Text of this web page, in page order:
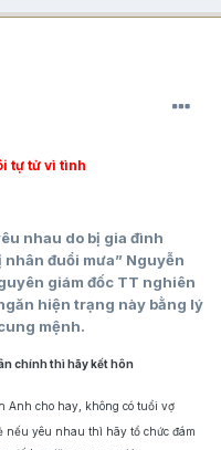
tự tử vì tình
nhau do bị gia đình
đuổi mưa” Nguyễn
giám đốc TT nghiên
hiện trạng này bằng lý
mệnh.
chính thì hãy kết hôn
Anh cho hay, không có tuổi vợ
nếu yêu nhau thì hãy tổ chức đám